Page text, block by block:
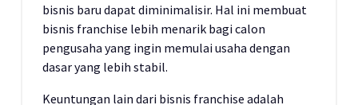
bisnis baru dapat diminimalisir. Hal ini membuat
bisnis franchise lebih menarik bagi calon
pengusaha yang ingin memulai usaha dengan
dasar yang lebih stabil.
Keuntungan lain dari bisnis franchise adalah